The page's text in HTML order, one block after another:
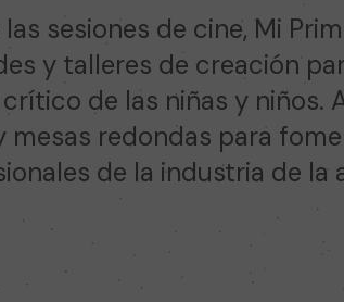
sesiones de cine, Mi
y talleres de creación
de las niñas y niños.
mesas redondas para
de la industria de